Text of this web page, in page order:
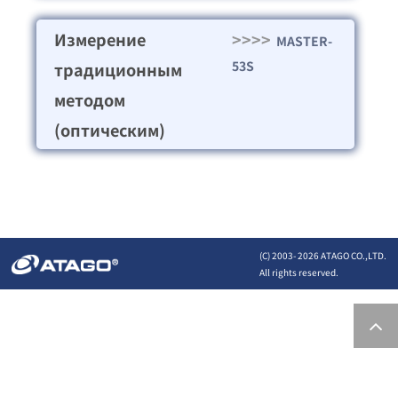
Измерение
традиционным
методом
(оптическим)
>>>> MASTER-
53S
(C) 2003-2026 ATAGO CO.,LTD.
All rights reserved.